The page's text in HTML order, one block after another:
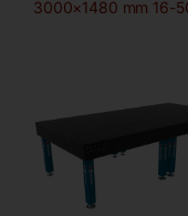
3000×1480 mm 16-